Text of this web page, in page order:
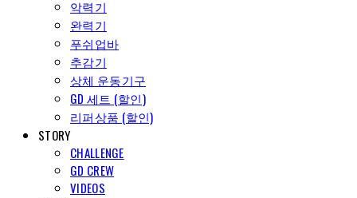
악력기
완력기
푸쉬업바
추감기
상체 운동기구
GD 세트 (할인)
리퍼상품 (할인)
STORY
CHALLENGE
GD CREW
VIDEOS